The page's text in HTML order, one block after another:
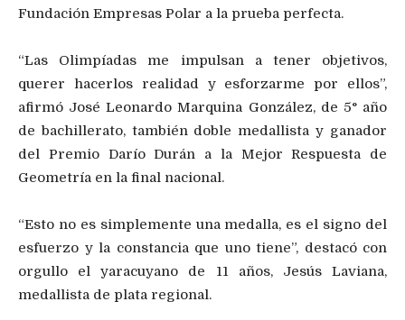
Fundación Empresas Polar a la prueba perfecta.
“Las Olimpíadas me impulsan a tener objetivos,
querer hacerlos realidad y esforzarme por ellos”,
afirmó José Leonardo Marquina González, de 5° año
de bachillerato, también doble medallista y ganador
del Premio Darío Durán a la Mejor Respuesta de
Geometría en la final nacional.
“Esto no es simplemente una medalla, es el signo del
esfuerzo y la constancia que uno tiene”, destacó con
orgullo el yaracuyano de 11 años, Jesús Laviana,
medallista de plata regional.